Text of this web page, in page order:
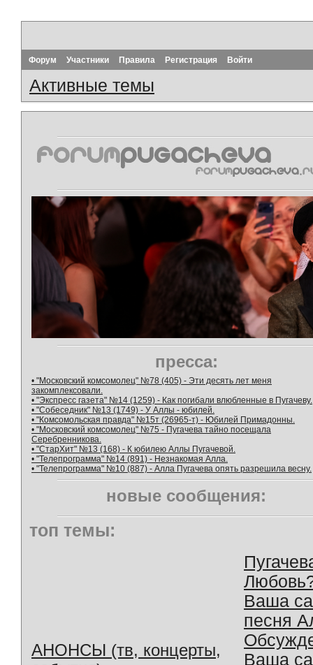
Форум Участники Правила Регистрация Войти
Активные темы
пресса:
• "Московский комсомолец" №78 (405) - Эти десять лет меня
закомплексовали.
• "Экспресс газета" №14 (1259) - Как погибали влюбленные в Пугачеву.
• "Собеседник" №13 (1749) - У Аллы - юбилей.
• "Комсомольская правда" №15т (26965-т) - Юбилей Примадонны.
• "Московский комсомолец" №75 - Пугачева тайно посещала
Серебренникова.
• "СтарХит" №13 (168) - К юбилею Аллы Пугачевой.
• "Телепрограмма" №14 (891) - Незнакомая Алла.
• "Телепрограмма" №10 (887) - Алла Пугачева опять разрешила весну.
новые сообщения:
топ темы:
АНОНСЫ (тв, концерты,
Ваша
песня
Ваша